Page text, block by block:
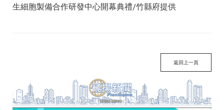
生細胞製備合作研發中心開幕典禮/竹縣府提供
返回上一頁